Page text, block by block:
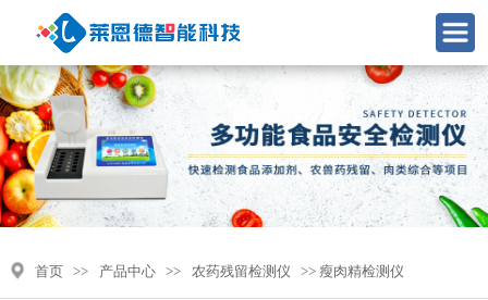
首页 >> 产品中心 >> 农药残留检测仪 >> 瘦肉精检测仪